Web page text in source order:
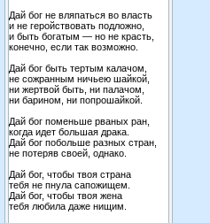
Дай бог не вляпаться во власть
и не геройствовать подложно,
и быть богатым — но не красть,
конечно, если так возможно.
Дай бог быть тертым калачом,
не сожранным ничьею шайкой,
ни жертвой быть, ни палачом,
ни барином, ни попрошайкой.
Дай бог поменьше рваных ран,
когда идет большая драка.
Дай бог побольше разных стран,
не потеряв своей, однако.
Дай бог, чтобы твоя страна
тебя не пнула сапожищем.
Дай бог, чтобы твоя жена
тебя любила даже нищим.